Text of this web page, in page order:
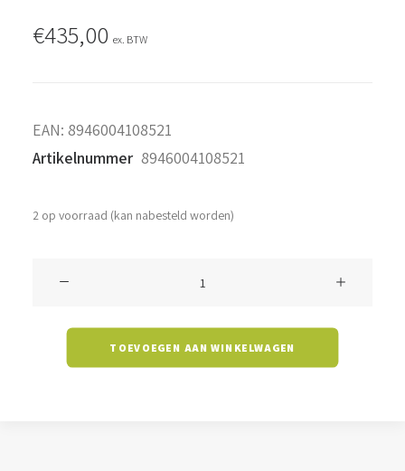
€435,00 ex. BTW
EAN: 8946004108521
Artikelnummer 8946004108521
2 op voorraad (kan nabesteld worden)
TOEVOEGEN AAN WINKELWAGEN